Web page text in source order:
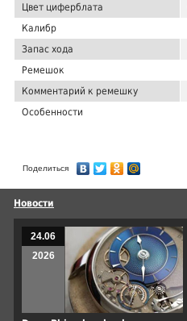
Цвет циферблата
Калибр
Запас хода
Ремешок
Комментарий к ремешку
Особенности
Поделиться
Новости
24.06
2026